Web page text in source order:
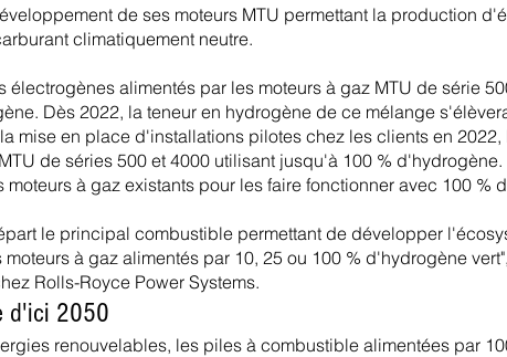
de ses moteurs MTU permettant la production
climatiquement neutre.
électrogènes alimentés par les moteurs à gaz MTU de série
Dès 2022, la teneur en hydrogène de ce mélange
mise en place d'installations pilotes chez les clients en
de séries 500 et 4000 utilisant jusqu'à 100 %
moteurs à gaz existants pour les faire fonctionner avec 100 %
le principal combustible permettant de développer
à gaz alimentés par 10, 25 ou 100 % d'hydrogène
Rolls-Royce Power Systems.
d'ici 2050
renouvelables, les piles à combustible alimentées par